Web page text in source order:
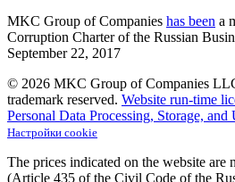
MKC Group of Companies has been a
Corruption Charter of the Russian
September 22, 2017
© 2026 MKC Group of Companies
trademark reserved. Website run-time
Personal Data Processing, Storage, and
Настройки cookie
The prices indicated on the website are
(Article 435 of the Civil Code of the